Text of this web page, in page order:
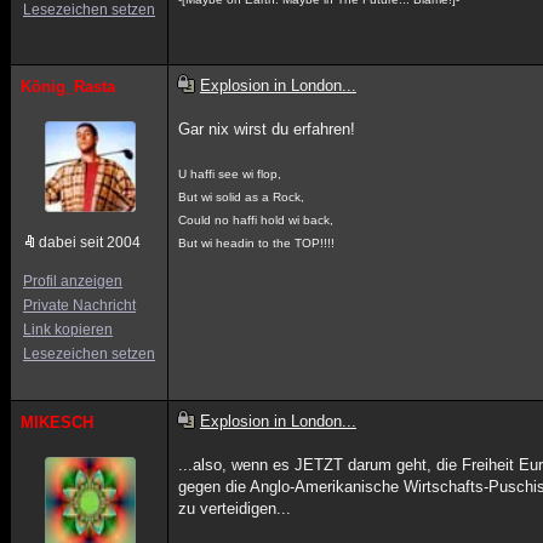
Lesezeichen setzen
König_Rasta
dabei seit 2004
Profil anzeigen
Private Nachricht
Link kopieren
Lesezeichen setzen
Explosion in London...
Gar nix wirst du erfahren!
U haffi see wi flop,
But wi solid as a Rock,
Could no haffi hold wi back,
But wi headin to the TOP!!!!
MIKESCH Explosion in London...
...also, wenn es JETZT darum geht, die Freiheit
gegen die Anglo-Amerikanische Wirtschafts-
zu verteidigen...